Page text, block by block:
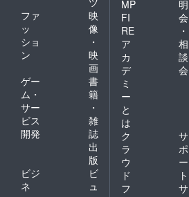
ファ
ッ
ショ
ン
映
像
・
映
画
ゲー
ム・
サー
ビス
開発
書
籍
・
雑
誌
出
版
ビジ
ネ
ビ
ュ
MP
FI
RE
ア
カ
デ
ミ
ー
と
は
明
会
・
相
談
会
ク
ラ
ウ
ド
フ
サ
ポ
ー
ト
サ